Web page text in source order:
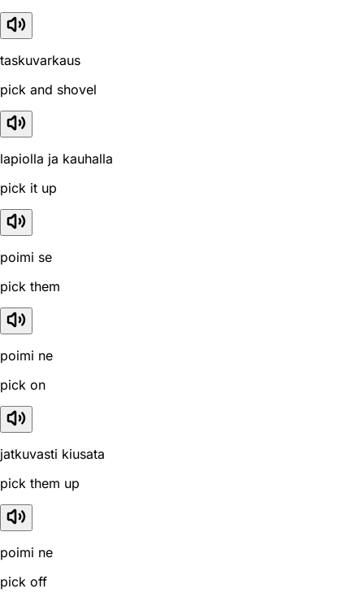
taskuvarkaus
pick and shovel
lapiolla ja kauhalla
pick it up
poimi se
pick them
poimi ne
pick on
jatkuvasti kiusata
pick them up
poimi ne
pick off